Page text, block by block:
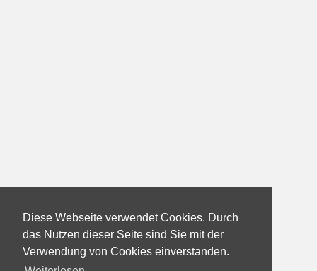
Diese Webseite verwendet Cookies. Durch
das Nutzen dieser Seite sind Sie mit der
Verwendung von Cookies einverstanden.